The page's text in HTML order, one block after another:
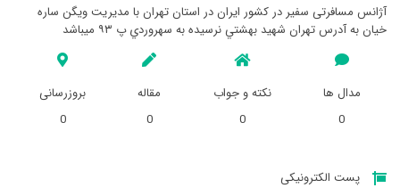
آژانس مسافرتی سفير در کشور ایران در استان تهران با مدیریت ويگن ساره
خيان به آدرس تهران شهيد بهشتي نرسيده به سهروردي پ ۹۳ میباشد
مدال ها
0
نکته و جواب
0
مقاله
0
بروزرسانی
0
پست الکترونیکی